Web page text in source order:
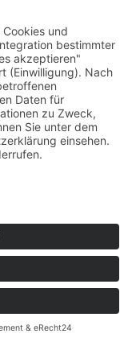
erstes